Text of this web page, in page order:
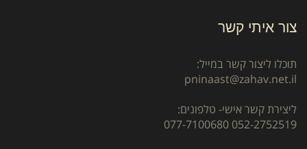
צור איתי קשר
תוכלו ליצור קשר במייל:
pninaast@zahav.net.il
ליצירת קשר אישי- טלפונים:
052-2752519
077-7100680